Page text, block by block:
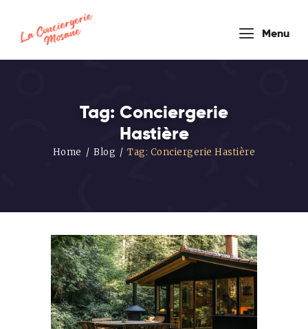
Menu
Tag: Conciergerie
Hastière
Home Blog Tag: Conciergerie Hastière
conciergerie
mosane
HOUSEKEEPER COMPANY
Prestations
de service
Blog
Contact